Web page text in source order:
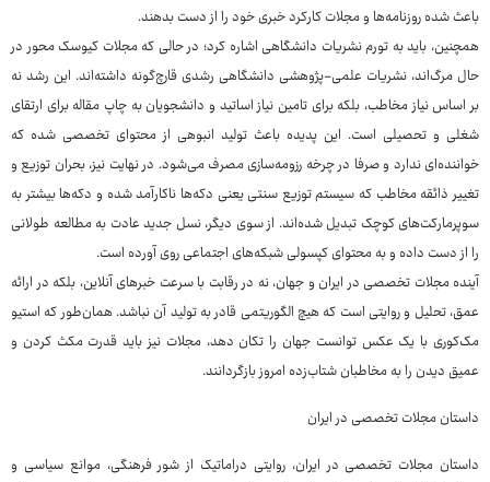
باعث شده روزنامه‌ها و مجلات کارکرد خبری خود را از دست بدهند.
همچنین، باید به تورم نشریات دانشگاهی اشاره کرد؛ در حالی که مجلات کیوسک محور در
حال مرگ‌اند، نشریات علمی-پژوهشی دانشگاهی رشدی قارچ‌گونه داشته‌اند. این رشد نه
بر اساس نیاز مخاطب، بلکه برای تامین نیاز اساتید و دانشجویان به چاپ مقاله برای ارتقای
شغلی و تحصیلی است. این پدیده باعث تولید انبوهی از محتوای تخصصی شده که
خواننده‌ای ندارد و صرفا در چرخه رزومه‌سازی مصرف می‌شود. در نهایت نیز، بحران توزیع و
تغییر ذائقه مخاطب که سیستم توزیع سنتی یعنی دکه‌ها ناکارآمد شده و دکه‌ها بیشتر به
سوپرمارکت‌های کوچک تبدیل شده‌اند. از سوی دیگر، نسل جدید عادت به مطالعه طولانی
را از دست داده و به محتوای کپسولی شبکه‌های اجتماعی روی آورده است.
آینده مجلات تخصصی در ایران و جهان، نه در رقابت با سرعت خبرهای آنلاین، بلکه در ارائه
عمق، تحلیل و روایتی است که هیچ الگوریتمی قادر به تولید آن نباشد. همان‌طور که استیو
مک‌کوری با یک عکس توانست جهان را تکان دهد، مجلات نیز باید قدرت مکث کردن و
عمیق دیدن را به مخاطبان شتاب‌زده امروز بازگردانند.
داستان مجلات تخصصی در ایران
داستان مجلات تخصصی در ایران، روایتی دراماتیک از شور فرهنگی، موانع سیاسی و